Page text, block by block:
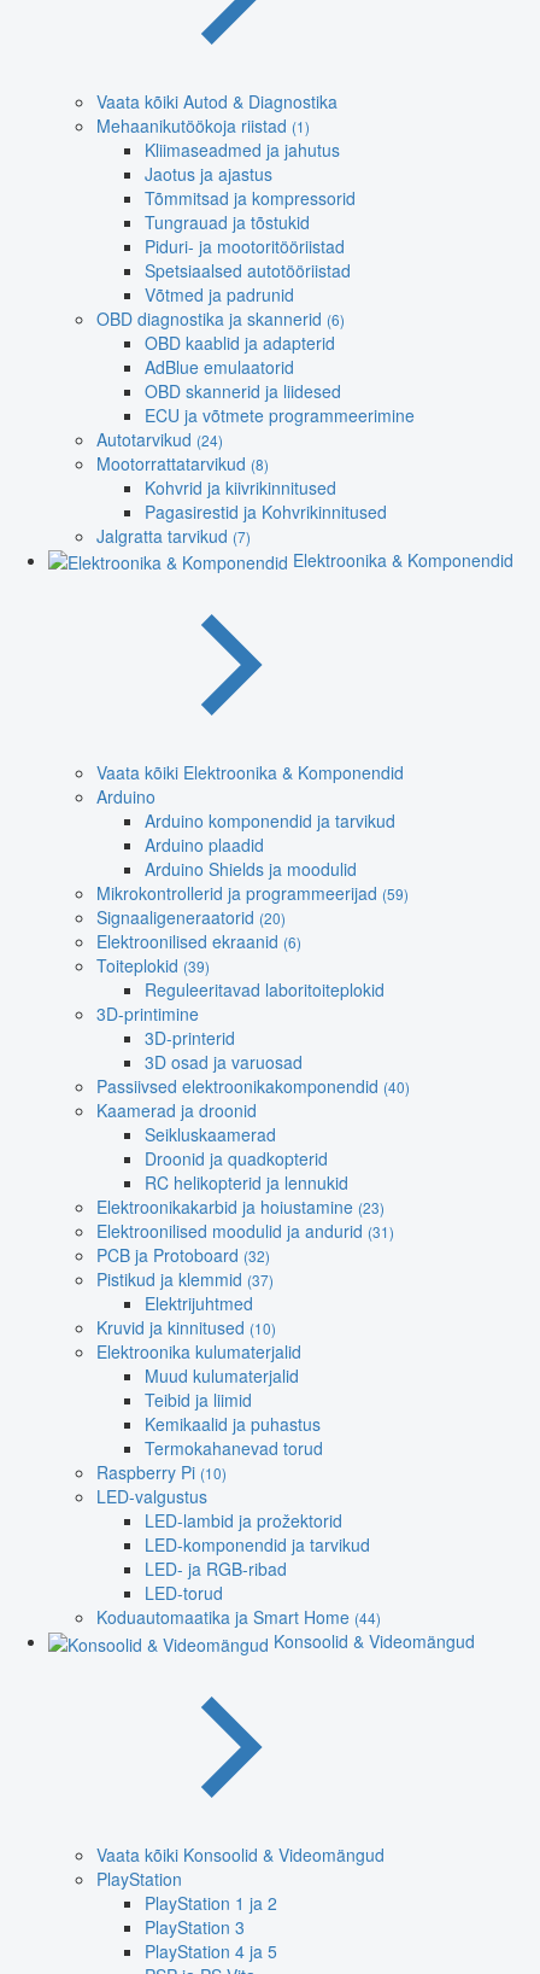
Vaata kõiki Autod & Diagnostika
Mehaanikutöökoja riistad (1)
Kliimaseadmed ja jahutus
Jaotus ja ajastus
Tõmmitsad ja kompressorid
Tungrauad ja tõstukid
Piduri- ja mootoritööriistad
Spetsiaalsed autotööriistad
Võtmed ja padrunid
OBD diagnostika ja skannerid (6)
OBD kaablid ja adapterid
AdBlue emulaatorid
OBD skannerid ja liidesed
ECU ja võtmete programmeerimine
Autotarvikud (24)
Mootorrattatarvikud (8)
Kohvrid ja kiivrikinnitused
Pagasirestid ja Kohvrikinnitused
Jalgratta tarvikud (7)
Elektroonika & Komponendid
Vaata kõiki Elektroonika & Komponendid
Arduino
Arduino komponendid ja tarvikud
Arduino plaadid
Arduino Shields ja moodulid
Mikrokontrollerid ja programmeerijad (59)
Signaaligeneraatorid (20)
Elektroonilised ekraanid (6)
Toiteplokid (39)
Reguleeritavad laboritoiteplokid
3D-printimine
3D-printerid
3D osad ja varuosad
Passiivsed elektroonikakomponendid (40)
Kaamerad ja droonid
Seikluskaamerad
Droonid ja quadkopterid
RC helikopterid ja lennukid
Elektroonikakarbid ja hoiustamine (23)
Elektroonilised moodulid ja andurid (31)
PCB ja Protoboard (32)
Pistikud ja klemmid (37)
Elektrijuhtmed
Kruvid ja kinnitused (10)
Elektroonika kulumaterjalid
Muud kulumaterjalid
Teibid ja liimid
Kemikaalid ja puhastus
Termokahanevad torud
Raspberry Pi (10)
LED-valgustus
LED-lambid ja prožektorid
LED-komponendid ja tarvikud
LED- ja RGB-ribad
LED-torud
Koduautomaatika ja Smart Home (44)
Konsoolid & Videomängud
Vaata kõiki Konsoolid & Videomängud
PlayStation
PlayStation 1 ja 2
PlayStation 3
PlayStation 4 ja 5